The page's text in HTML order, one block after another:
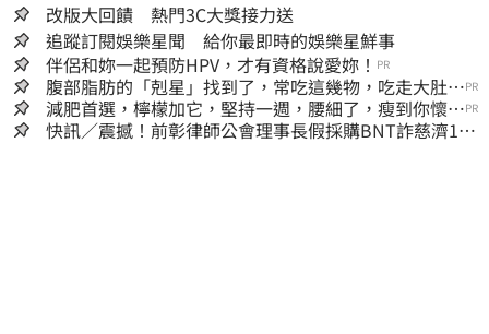
改版大回饋 熱門3C大獎接力送
追蹤訂閱娛樂星聞 給你最即時的娛樂星鮮事
伴侶和妳一起預防HPV，才有資格說愛妳！ PR
腹部脂肪的「剋星」找到了，常吃這幾物，吃走大肚
囊，瘦出小蠻腰
PR
減肥首選，檸檬加它，堅持一週，腰細了，瘦到你懷疑
人生
PR
快訊／震撼！前彰律師公會理事長假採購BNT詐慈濟10